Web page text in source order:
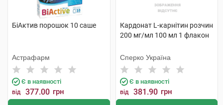
БіАктив порошок 10 саше
Астрафарм
Є в наявності
від 377.00 грн
Кардонат L-карнітин розчин
200 мг/мл 100 мл 1 флакон
Сперко Україна
Є в наявності
від 381.90 грн